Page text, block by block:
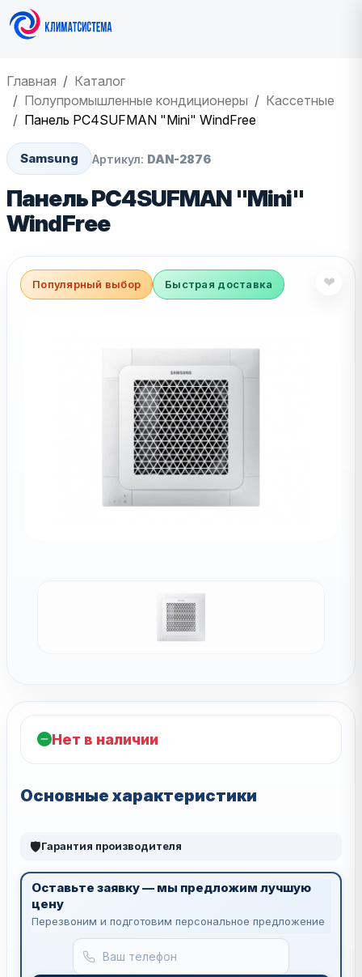
Главная
Каталог
Полупромышленные кондиционеры
Кассетные
Панель PC4SUFMAN "Mini" WindFree
Samsung Артикул: DAN-2876
Панель PC4SUFMAN "Mini"
WindFree
Популярный выбор Быстрая доставка ❤
Нет в наличии
Основные характеристики
🛡Гарантия производителя
Оставьте заявку — мы предложим лучшую
цену
Перезвоним и подготовим персональное предложение